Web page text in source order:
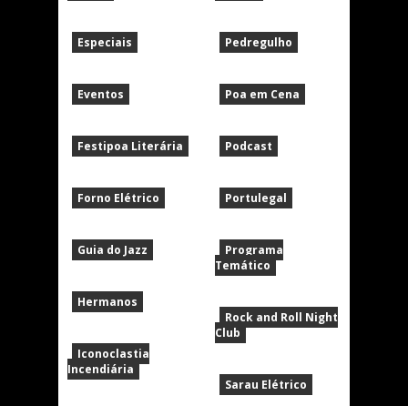
Especiais
Eventos
Festipoa Literária
Forno Elétrico
Guia do Jazz
Hermanos
Iconoclastia
Incendiária
Pedregulho
Poa em Cena
Podcast
Portulegal
Programa
Temático
Rock and Roll Night
Club
Sarau Elétrico